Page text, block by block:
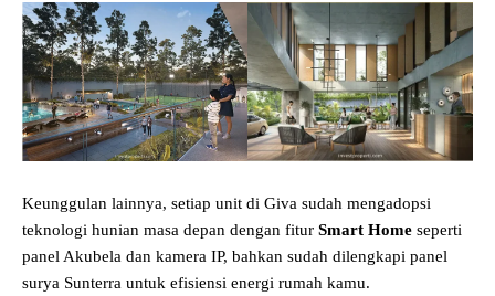
Keunggulan lainnya, setiap unit di Giva sudah mengadopsi
teknologi hunian masa depan dengan fitur Smart Home seperti
panel Akubela dan kamera IP, bahkan sudah dilengkapi panel
surya Sunterra untuk efisiensi energi rumah kamu.